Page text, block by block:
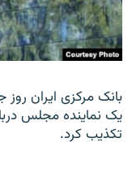
بانک مرکزی ایران روز
تکذیب کرد.